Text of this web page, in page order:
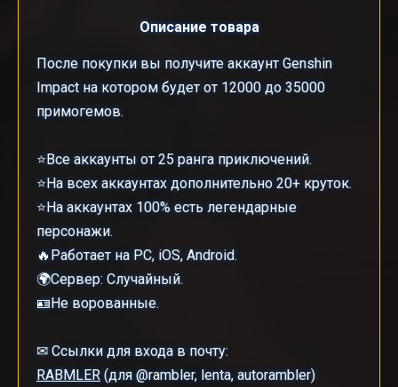
Описание товара
После покупки вы получите аккаунт Genshin
Impact на котором будет от 12000 до 35000
примогемов.
⭐Все аккаунты от 25 ранга приключений.
⭐На всех аккаунтах дополнительно 20+ круток.
⭐На аккаунтах 100% есть легендарные
персонажи.
🔥Работает на PC, iOS, Android.
🌍Сервер: Случайный.
🪪Не ворованные.
✉ Ссылки для входа в почту:
RABMLER (для @rambler, lenta, autorambler)